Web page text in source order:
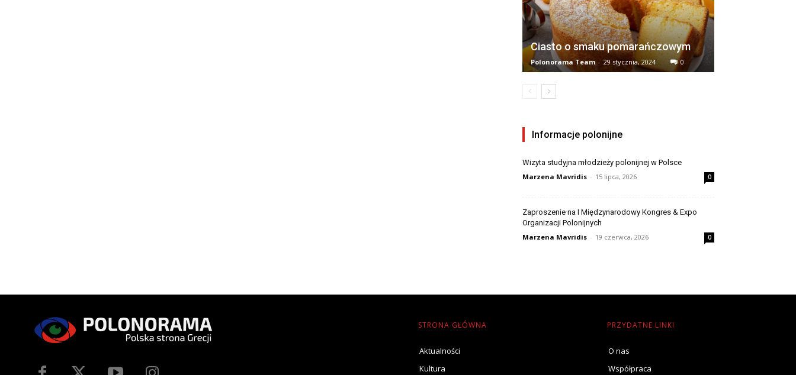
Ciasto o smaku pomarańczowym
Polonorama Team - 29 stycznia, 2024 0
Informacje polonijne
Wizyta studyjna młodzieży polonijnej w Polsce
Marzena Mavridis - 15 lipca, 2026 0
Zaproszenie na I Międzynarodowy Kongres & Expo
Organizacji Polonijnych
Marzena Mavridis - 19 czerwca, 2026 0
STRONA GŁÓWNA
Aktualności
Kultura
PRZYDATNE LINKI
O nas
Współpraca